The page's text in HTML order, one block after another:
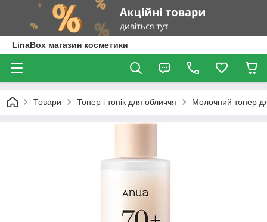
LinaBox магазин косметики
Товари Тонер і тонік для обличчя Молочний тонер